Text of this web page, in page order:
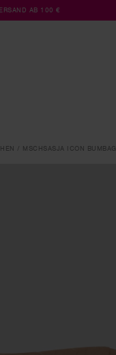
AB 100 €
MSCHSASJA ICON BUMBAG